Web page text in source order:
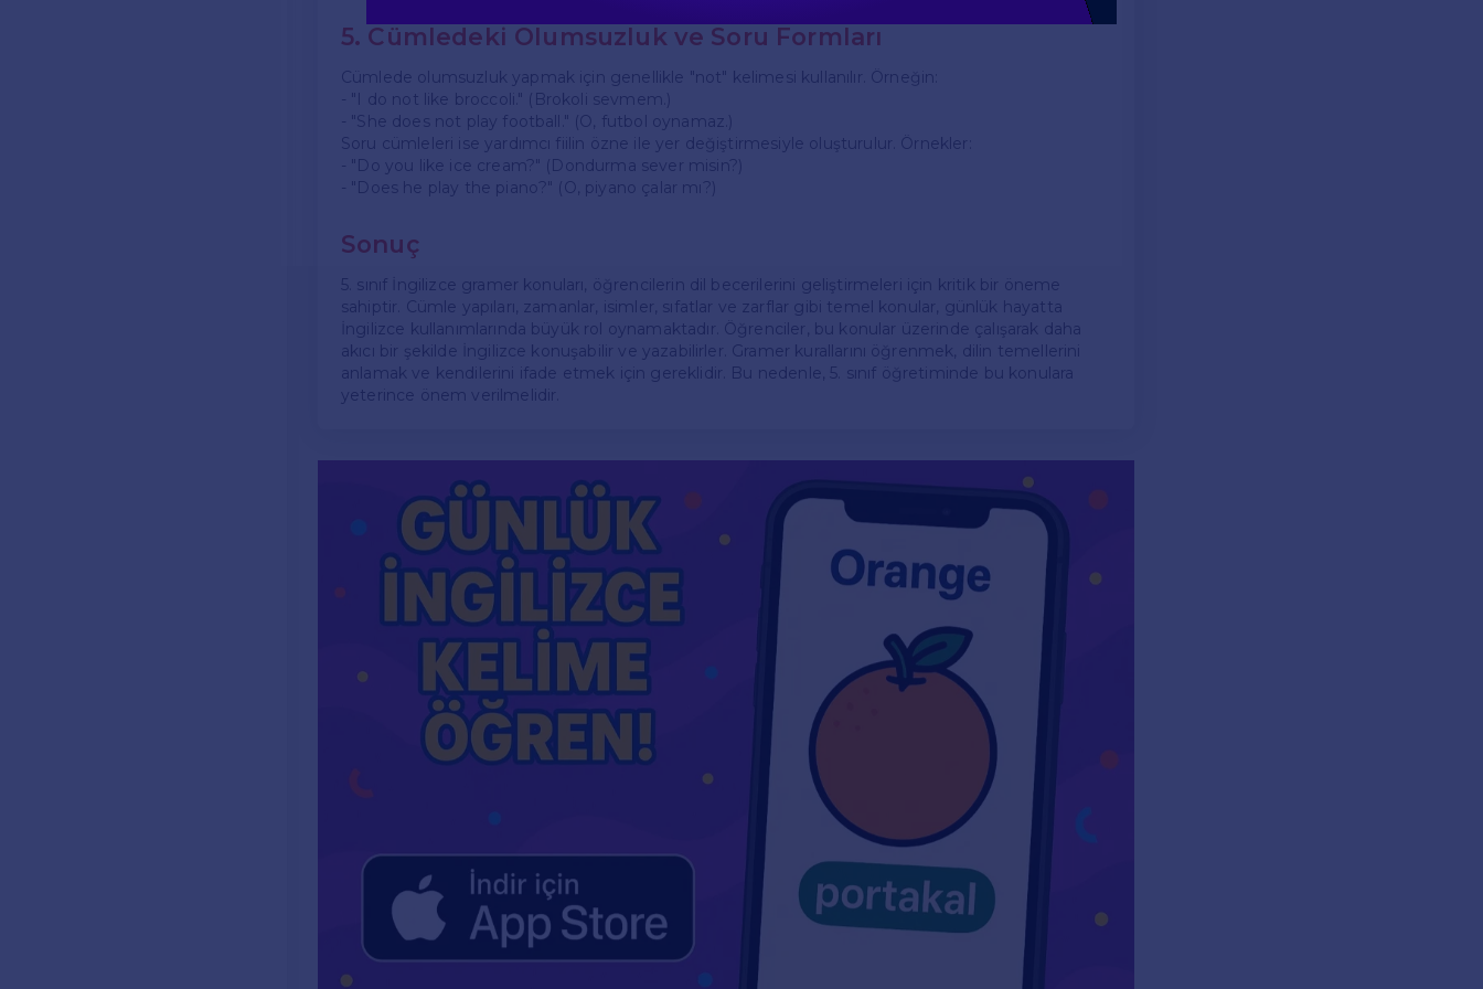
5. Cümledeki Olumsuzluk ve Soru Formları
Cümlede olumsuzluk yapmak için genellikle "not" kelimesi kullanılır. Örneğin:
- "I do not like broccoli." (Brokoli sevmem.)
- "She does not play football." (O, futbol oynamaz.)
Soru cümleleri ise yardımcı fiilin özne ile yer değiştirmesiyle oluşturulur. Örnekler:
- "Do you like ice cream?" (Dondurma sever misin?)
- "Does he play the piano?" (O, piyano çalar mı?)
Sonuç
5. sınıf İngilizce gramer konuları, öğrencilerin dil becerilerini geliştirmeleri için kritik bir öneme
sahiptir. Cümle yapıları, zamanlar, isimler, sıfatlar ve zarflar gibi temel konular, günlük hayatta
İngilizce kullanımlarında büyük rol oynamaktadır. Öğrenciler, bu konular üzerinde çalışarak daha
akıcı bir şekilde İngilizce konuşabilir ve yazabilirler. Gramer kurallarını öğrenmek, dilin temellerini
anlamak ve kendilerini ifade etmek için gereklidir. Bu nedenle, 5. sınıf öğretiminde bu konulara
yeterince önem verilmelidir.